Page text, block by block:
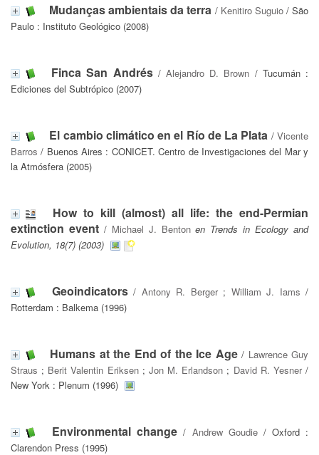
Mudanças ambientais da terra / Kenitiro Suguio/ São
Paulo : Instituto Geológico (2008)
Finca San Andrés/Alejandro D. Brown / Tucumán :
Ediciones del Subtrópico (2007)
El cambio climático en el Río de La Plata /Vicente
Barros / Buenos Aires : CONICET. Centro de Investigaciones del Mar y
la Atmósfera (2005)
How to kill (almost) all life: the end-Permian
extinction event/ Michael J. Benton en Trends in Ecology and
Evolution, 18(7) (2003)
Geoindicators/ Antony R. Berger; William J. Iams /
Rotterdam : Balkema (1996)
Humans at the End of the Ice Age/ Lawrence Guy
Straus ; Berit Valentin Eriksen; Jon M. Erlandson ; David R. Yesner/
New York : Plenum (1996)
Environmental change / Andrew Goudie/ Oxford :
Clarendon Press (1995)